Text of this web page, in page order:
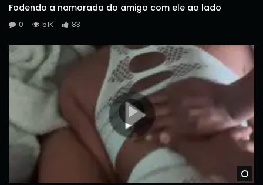
Fodendo a namorada do amigo com ele ao lado
0 51K 83